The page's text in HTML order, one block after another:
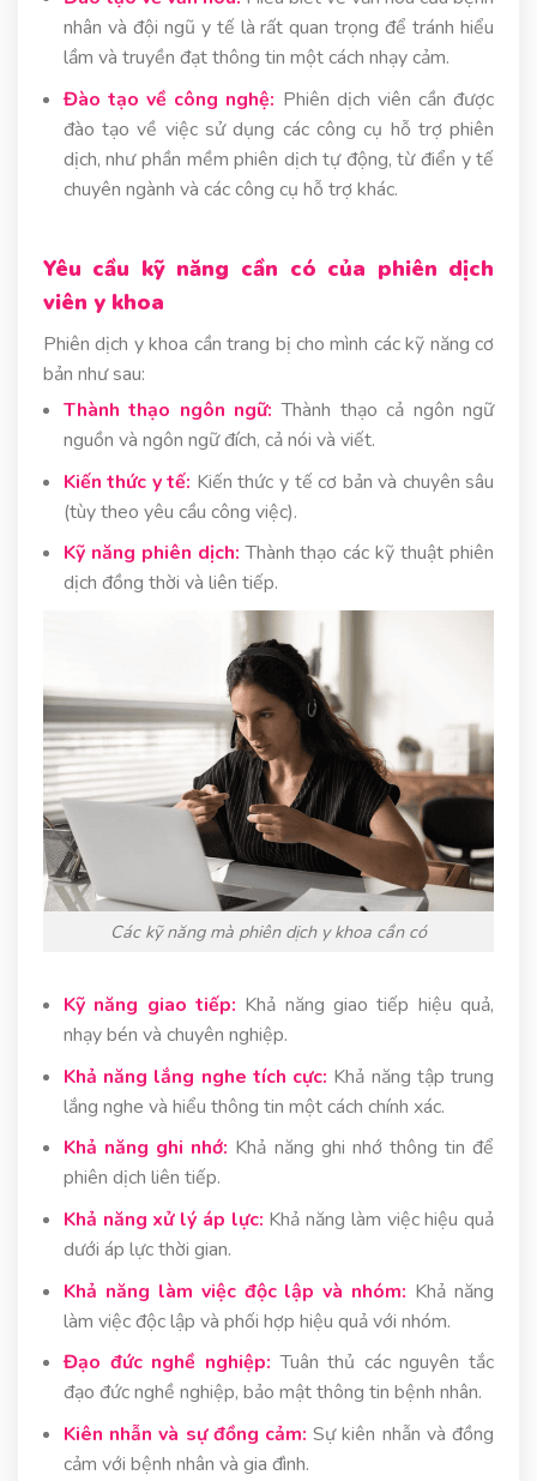
nhân và đội ngũ y tế là rất quan trọng để tránh hiểu
lầm và truyền đạt thông tin một cách nhạy cảm.
Đào tạo về công nghệ: Phiên dịch viên cần được
đào tạo về việc sử dụng các công cụ hỗ trợ phiên
dịch, như phần mềm phiên dịch tự động, từ điển y tế
chuyên ngành và các công cụ hỗ trợ khác.
Yêu cầu kỹ năng cần có của phiên dịch
viên y khoa
Phiên dịch y khoa cần trang bị cho mình các kỹ năng cơ
bản như sau:
Thành thạo ngôn ngữ: Thành thạo cả ngôn ngữ
nguồn và ngôn ngữ đích, cả nói và viết.
Kiến thức y tế: Kiến thức y tế cơ bản và chuyên sâu
(tùy theo yêu cầu công việc).
Kỹ năng phiên dịch: Thành thạo các kỹ thuật phiên
dịch đồng thời và liên tiếp.
Các kỹ năng mà phiên dịch y khoa cần có
Kỹ năng giao tiếp: Khả năng giao tiếp hiệu quả,
nhạy bén và chuyên nghiệp.
Khả năng lắng nghe tích cực: Khả năng tập trung
lắng nghe và hiểu thông tin một cách chính xác.
Khả năng ghi nhớ: Khả năng ghi nhớ thông tin để
phiên dịch liên tiếp.
Khả năng xử lý áp lực: Khả năng làm việc hiệu quả
dưới áp lực thời gian.
Khả năng làm việc độc lập và nhóm: Khả năng
làm việc độc lập và phối hợp hiệu quả với nhóm.
Đạo đức nghề nghiệp: Tuân thủ các nguyên tắc
đạo đức nghề nghiệp, bảo mật thông tin bệnh nhân.
Kiên nhẫn và sự đồng cảm: Sự kiên nhẫn và đồng
cảm với bệnh nhân và gia đình.